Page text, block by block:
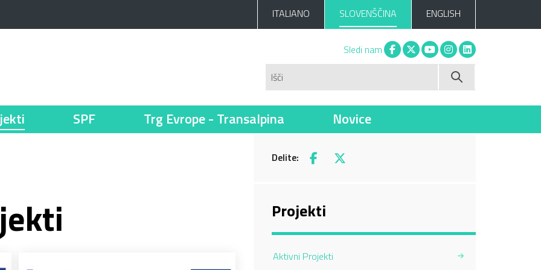
ITALIANO SLOVENŠČINA ENGLISH
Sledi nam Facebook
X You tubeInstagram
Linkedin
SPF Trg Evrope - Transalpina Novice
Delite: Facebook
X
Projekti
Aktivni Projekti